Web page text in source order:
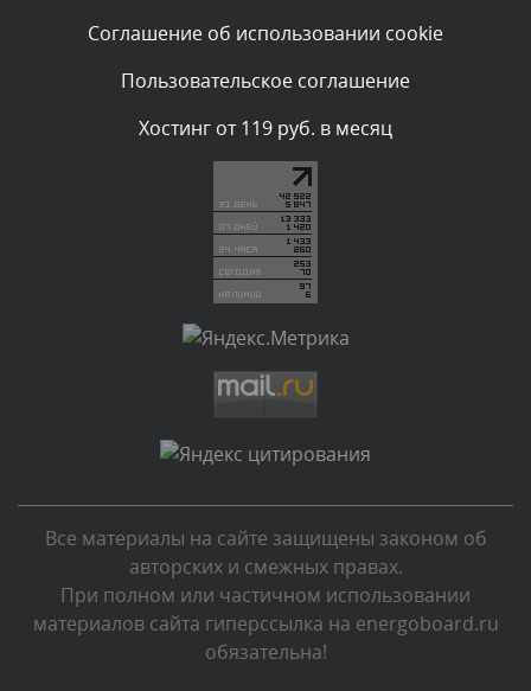
администратором.
Комментарий проверяется
Текст комментария будет виден после проверки
Комментарий проверяется
Текст комментария будет виден после проверки
администратором.
Текст комментария будет виден после проверки
администратором.
Комментарий проверяется
Текст комментария будет виден после проверки
администратором.
Вчера, в 07:59
Соглашение об использовании cookie
Пользовательское соглашение
Хостинг от 119 руб. в месяц
Все материалы на сайте защищены законом об
авторских и смежных правах.
При полном или частичном использовании
материалов сайта гиперссылка на energoboard.ru
обязательна!